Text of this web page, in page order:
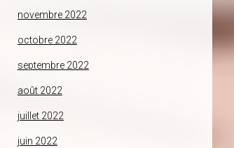
novembre 2022
octobre 2022
septembre 2022
août 2022
juillet 2022
juin 2022